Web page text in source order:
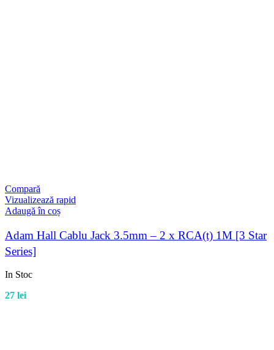
Compară
Vizualizează rapid
Adaugă în coș
Adam Hall Cablu Jack 3.5mm – 2 x RCA(t) 1M [3 Star
Series]
In Stoc
27 lei